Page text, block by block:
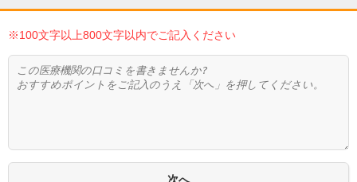
※100文字以上800文字以内でご記入ください